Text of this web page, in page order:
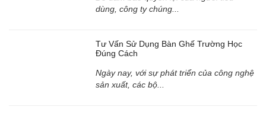
dùng, công ty chúng...
Tư Vấn Sử Dụng Bàn Ghế Trường Học
Đúng Cách
Ngày nay, với sự phát triển của công nghệ
sản xuất, các bộ...